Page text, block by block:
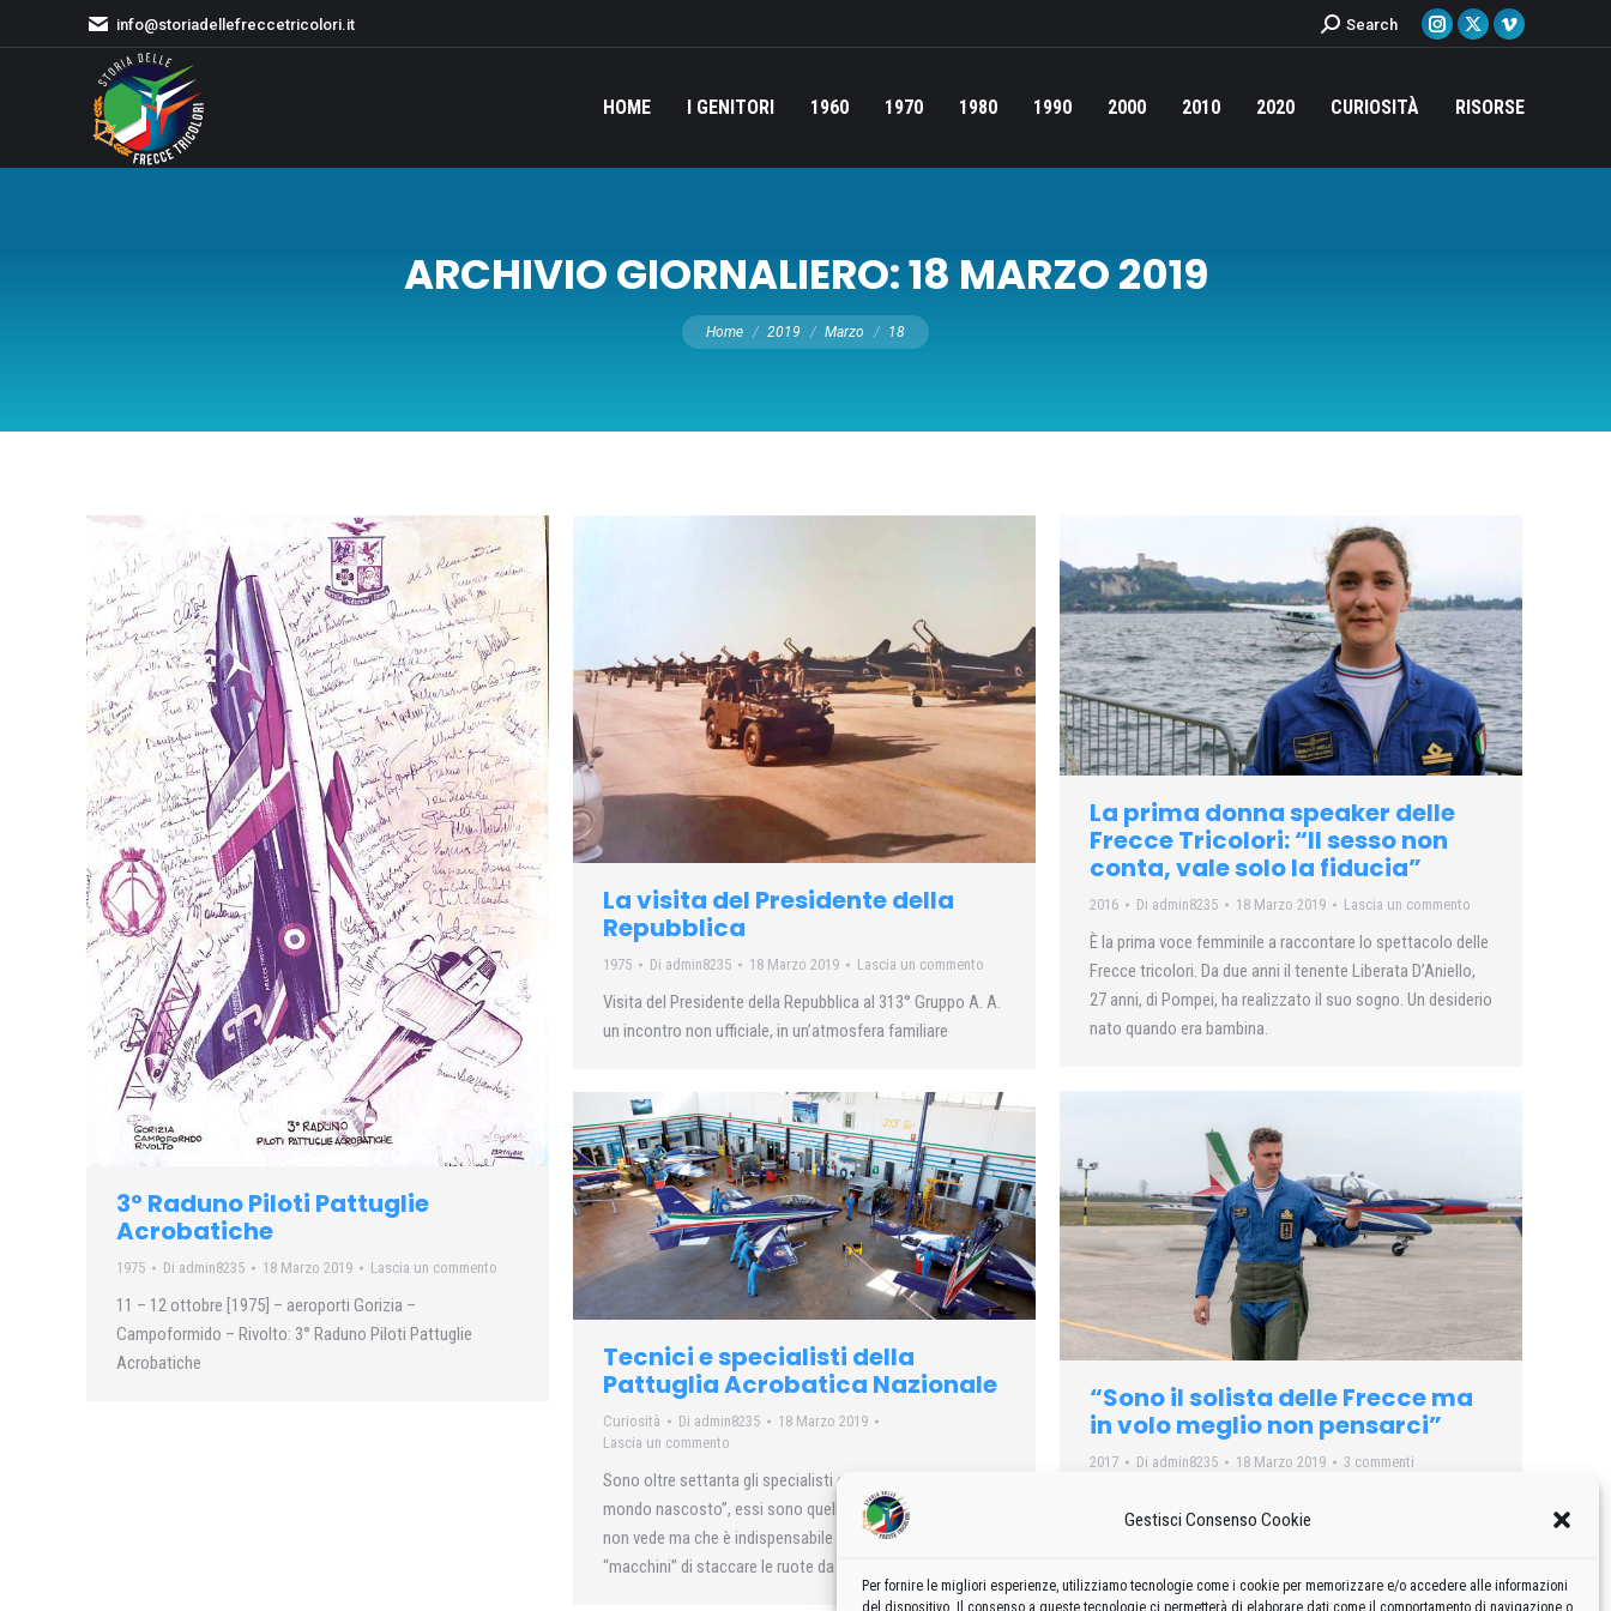
Gestisci Consenso Cookie
Per fornire le migliori esperienze, utilizziamo tecnologie come i cookie per memorizzare e/o accedere alle informazioni
del dispositivo. Il consenso a queste tecnologie ci permetterà di elaborare dati come il comportamento di navigazione o
info@storiadellefreccetricolori.it Cerca:Search
Instagram
opens
new
X
opens
new
Vimeo
opens
new
HOME I GENITORI 1960 1970 1980 1990 2000 2010 2020 CURIOSITÀ RISORSE
ARCHIVIO GIORNALIERO:18 MARZO 2019
Tu sei qui:
Home 2019 Marzo 18
3° Raduno Piloti Pattuglie
Acrobatiche
1975 Di admin8235 18 Marzo 2019 Lascia un commento
11 – 12 ottobre [1975] – aeroporti Gorizia –
Campoformido – Rivolto: 3° Raduno Piloti Pattuglie
Acrobatiche
La visita del Presidente della
Repubblica
1975 Di admin8235 18 Marzo 2019 Lascia un commento
Visita del Presidente della Repubblica al 313° Gruppo A. A.
un incontro non ufficiale, in un’atmosfera familiare
La prima donna speaker delle
Frecce Tricolori: “Il sesso non
conta, vale solo la fiducia”
2016 Di admin8235 18 Marzo 2019 Lascia un commento
È la prima voce femminile a raccontare lo spettacolo delle
Frecce tricolori. Da due anni il tenente Liberata D’Aniello,
27 anni, di Pompei, ha realizzato il suo sogno. Un desiderio
nato quando era bambina.
“Sono il solista delle Frecce ma
in volo meglio non pensarci”
2017 Di admin8235 18 Marzo 2019 3 commenti
perché lui vola da solo. Si chiama Filippo Barbero, è Pony
Tecnici e specialisti della
Pattuglia Acrobatica Nazionale
Curiosità Di admin8235
18 Marzo 2019
Lascia un commento
Sono oltre settanta gli specialisti che “fanno parte di quel
mondo nascosto”, essi sono quella realtà che il pubblico
non vede ma che è indispensabile per permettere ai 10
“macchini” di staccare le ruote da terra.